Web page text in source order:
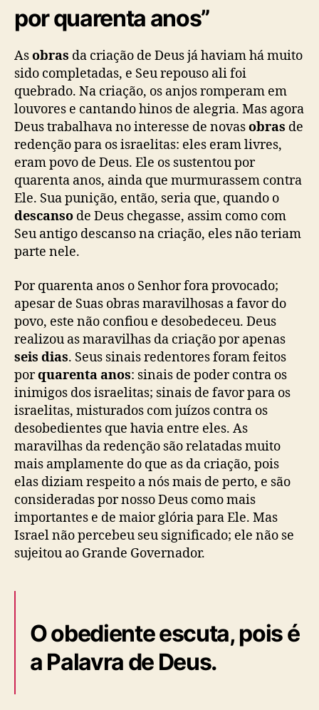
por quarenta anos”
Asobras da criação de Deus já haviam há muito
sido completadas, e Seu repouso ali foi
quebrado. Na criação, os anjos romperam em
louvores e cantando hinos de alegria. Mas agora
Deus trabalhava no interesse de novasobras de
redenção para os israelitas: eles eram livres,
eram povo de Deus. Ele os sustentou por
quarenta anos, ainda que murmurassem contra
Ele. Sua punição, então, seria que, quando o
descanso de Deus chegasse, assim como com
Seu antigo descanso na criação, eles não teriam
parte nele.
Por quarenta anos o Senhor fora provocado;
apesar de Suas obras maravilhosas a favor do
povo, este não confiou e desobedeceu. Deus
realizou as maravilhas da criação por apenas
seis dias. Seus sinais redentores foram feitos
porquarenta anos: sinais de poder contra os
inimigos dos israelitas; sinais de favor para os
israelitas, misturados com juízos contra os
desobedientes que havia entre eles. As
maravilhas da redenção são relatadas muito
mais amplamente do que as da criação, pois
elas diziam respeito a nós mais de perto, e são
consideradas por nosso Deus como mais
importantes e de maior glória para Ele. Mas
Israel não percebeu seu significado; ele não se
sujeitou ao Grande Governador.
O obediente escuta, pois é
a Palavra de Deus.